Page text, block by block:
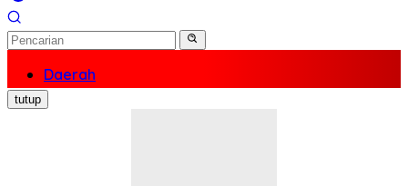
Daerah
Nasional
Politik
tutup